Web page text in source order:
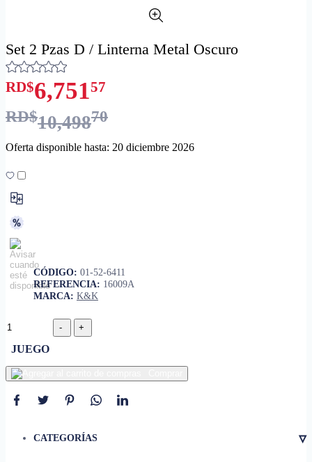
Set 2 Pzas D / Linterna Metal Oscuro
RD$6,75157
RD$10,49870
Oferta disponible hasta: 20 diciembre 2026
CÓDIGO: 01-52-6411
REFERENCIA: 16009A
MARCA: K&K
JUEGO
CATEGORÍAS ▿